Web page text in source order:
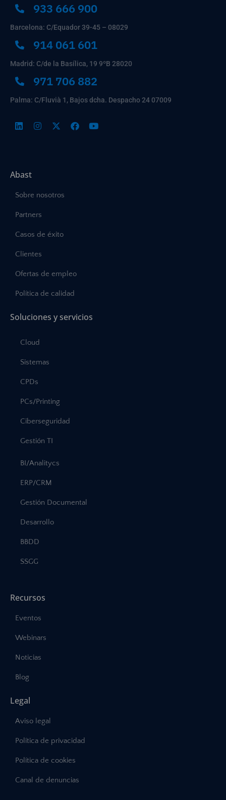
933 666 900
Barcelona: C/Equador 39-45 – 08029
914 061 601
Madrid: C/de la Basílica, 19 9ºB 28020
971 706 882
Palma: C/Fluvià 1, Bajos dcha. Despacho 24 07009
Abast
Sobre nosotros
Partners
Casos de éxito
Clientes
Ofertas de empleo
Política de calidad
Soluciones y servicios
Cloud
Sistemas
CPDs
PCs/Printing
Ciberseguridad
Gestión TI
BI/Analitycs
ERP/CRM
Gestión Documental
Desarrollo
BBDD
SSGG
Recursos
Eventos
Webinars
Noticias
Blog
Legal
Aviso legal
Política de privacidad
Política de cookies
Canal de denuncias